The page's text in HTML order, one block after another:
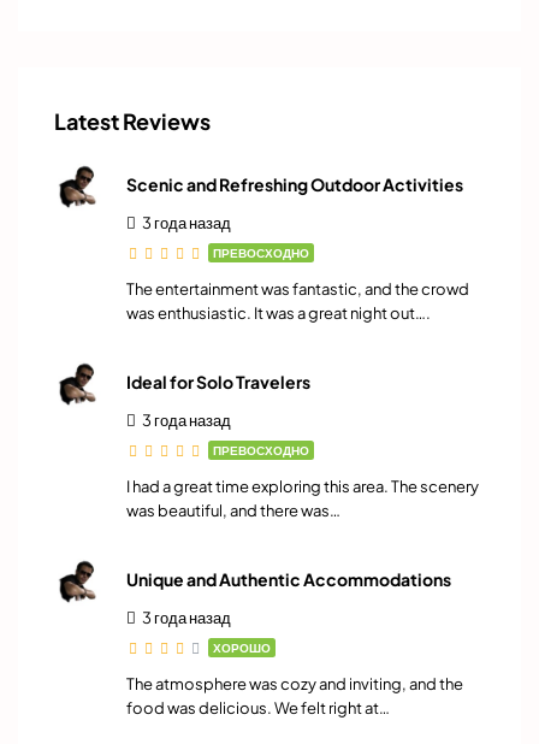
Latest Reviews
Scenic and Refreshing Outdoor Activities
3 года назад
ПРЕВОСХОДНО
The entertainment was fantastic, and the crowd
was enthusiastic. It was a great night out….
Ideal for Solo Travelers
3 года назад
ПРЕВОСХОДНО
I had a great time exploring this area. The scenery
was beautiful, and there was…
Unique and Authentic Accommodations
3 года назад
ХОРОШО
The atmosphere was cozy and inviting, and the
food was delicious. We felt right at…